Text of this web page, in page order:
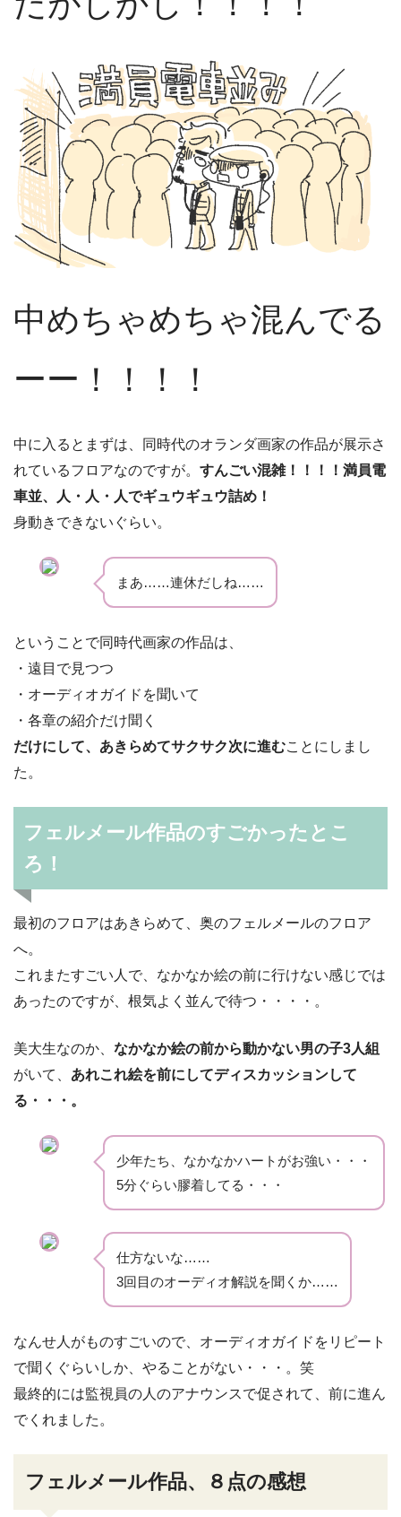
中めちゃめちゃ混んでる
ーー！！！！
中に入るとまずは、同時代のオランダ画家の作品が展示さ
れているフロアなのですが。 すんごい混雑！！！！満員電
車並、人・人・人でギュウギュウ詰め！
身動きできないぐらい。
まあ……連休だしね……
ということで同時代画家の作品は、
・遠目で見つつ
・オーディオガイドを聞いて
・各章の紹介だけ聞く
だけにして、あきらめてサクサク次に進むことにしまし
た。
フェルメール作品のすごかったとこ
ろ！
最初のフロアはあきらめて、奥のフェルメールのフロア
へ。
これまたすごい人で、なかなか絵の前に行けない感じでは
あったのですが、根気よく並んで待つ・・・・。
美大生なのか、 なかなか絵の前から動かない男の子3人組
がいて、 あれこれ絵を前にしてディスカッションして
る・・・。
少年たち、なかなかハートがお強い・・・
5分ぐらい膠着してる・・・
仕方ないな……
3回目のオーディオ解説を聞くか……
なんせ人がものすごいので、オーディオガイドをリピート
で聞くぐらいしか、やることがない・・・。笑
最終的には監視員の人のアナウンスで促されて、前に進ん
でくれました。
フェルメール作品、８点の感想